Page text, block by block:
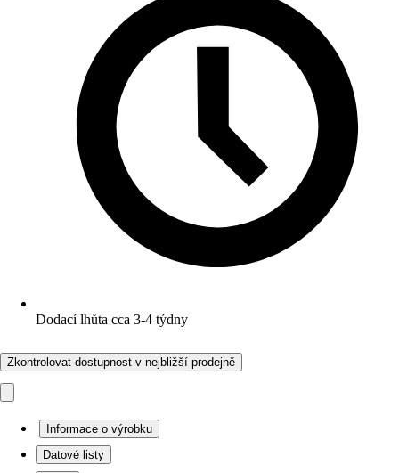
Dodací lhůta cca 3-4 týdny
Zkontrolovat dostupnost v nejbližší prodejně
Informace o výrobku
Datové listy